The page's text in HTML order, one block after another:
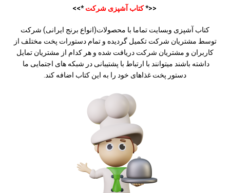
<<* کتاب آشپزی شرکت*>>
کتاب آشپزی وبسایت تماما با محصولات(انواع برنج ایرانی) شرکت
توسط مشتریان شرکت تکمیل گردیده و تمام دستورات پخت مختلف از
کاربران و مشتریان شرکت دریافت شده و هر کدام از مشتریان تمایل
داشته باشند میتوانند با ارتباط با پشتیبانی در شبکه های اجتمایی ما
دستور پخت غذاهای خود را به این کتاب اضافه کند.